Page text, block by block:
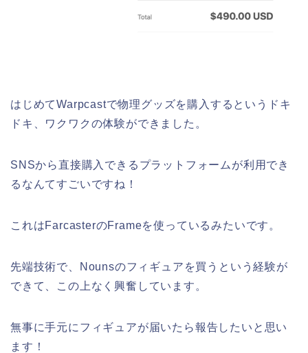
はじめてWarpcastで物理グッズを購入するというドキ
ドキ、ワクワクの体験ができました。
SNSから直接購入できるプラットフォームが利用でき
るなんてすごいですね！
これはFarcasterのFrameを使っているみたいです。
先端技術で、Nounsのフィギュアを買うという経験が
できて、この上なく興奮しています。
無事に手元にフィギュアが届いたら報告したいと思い
ます！